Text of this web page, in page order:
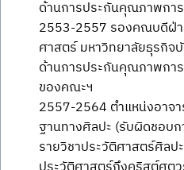
ด้านการประกันคุณภาพกา
2553-2557 รองคณบดีฝ่
ศาสตร์ มหาวิทยาลัยธุรกิ
ด้านการประกันคุณภาพกา
ของคณะฯ
2557-2564 ตำแหน่งอาจ
ฐานทางศิลปะ (รับผิดชอบ
รายวิชาประวัติศาสตร์ศิล